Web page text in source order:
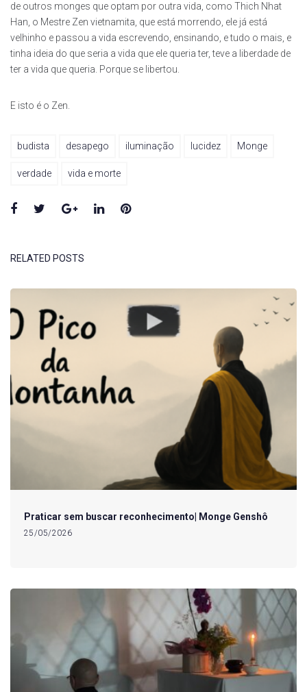
de outros monges que optam por outra vida, como Thich Nhat
Han, o Mestre Zen vietnamita, que está morrendo, ele já está
velhinho e passou a vida escrevendo, ensinando, e tudo o mais, e
tinha ideia do que seria a vida que ele queria ter, teve a liberdade de
ter a vida que queria. Porque se libertou.
E isto é o Zen.
budista desapego iluminação lucidez Monge
verdade vida e morte
Facebook
TwitterGoogle+LinkedInPinterest
RELATED POSTS
Praticar sem buscar reconhecimento| Monge Genshô
25/05/2026